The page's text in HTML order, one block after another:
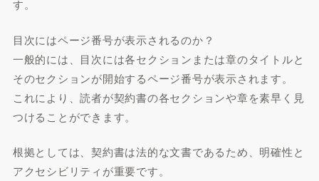
す。
目次にはページ番号が表示されるのか？
一般的には、目次には各セクションまたは章のタイトルと
そのセクションが開始するページ番号が表示されます。
これにより、読者が契約書の各セクションや章を素早く見
つけることができます。
根拠としては、契約書は法的な文書であるため、明確性と
アクセシビリティが重要です。